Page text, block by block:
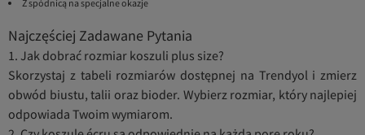
Z spódnicą na specjalne okazje
Najczęściej Zadawane Pytania
1. Jak dobrać rozmiar koszuli plus size?
Skorzystaj z tabeli rozmiarów dostępnej na Trendyol i zmierz
obwód biustu, talii oraz bioder. Wybierz rozmiar, który najlepiej
odpowiada Twoim wymiarom.